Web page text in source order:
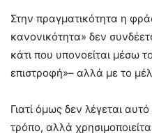
Στην πραγματικότητα η
κανονικότητα» δεν
κάτι που υπονοείται μέσω
επιστροφή»– αλλά με το
Γιατί όμως δεν λέγεται
τρόπο, αλλά